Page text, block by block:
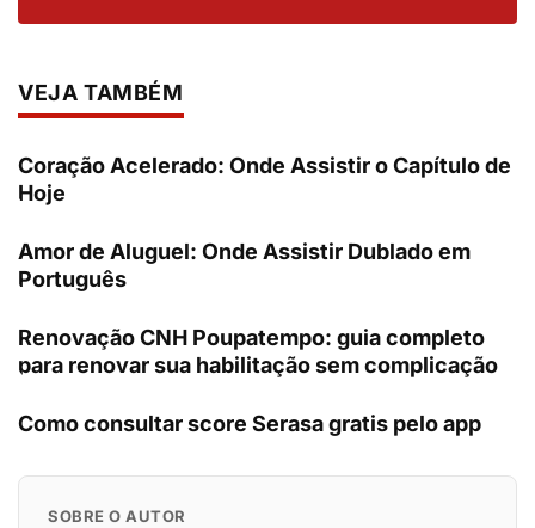
VEJA TAMBÉM
Coração Acelerado: Onde Assistir o Capítulo de
Hoje
Amor de Aluguel: Onde Assistir Dublado em
Português
Renovação CNH Poupatempo: guia completo
para renovar sua habilitação sem complicação
Como consultar score Serasa gratis pelo app
SOBRE O AUTOR